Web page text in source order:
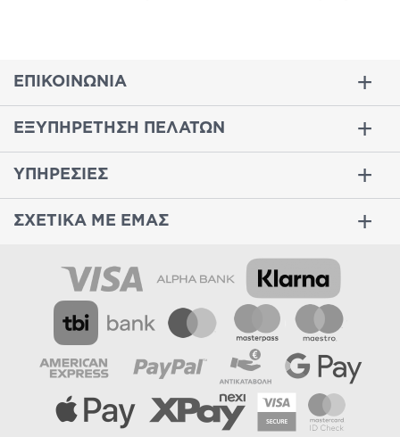
ΕΠΙΚΟΙΝΩΝΙΑ
ΕΞΥΠΗΡΕΤΗΣΗ ΠΕΛΑΤΩΝ
ΥΠΗΡΕΣΙΕΣ
ΣΧΕΤΙΚΑ ΜΕ ΕΜΑΣ